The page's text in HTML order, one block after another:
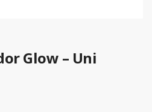
Glow – Uni